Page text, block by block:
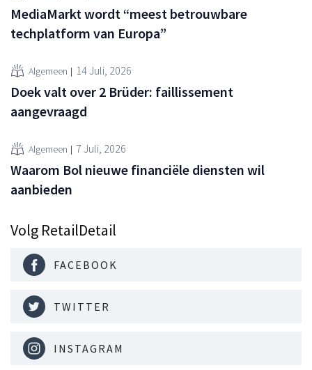
MediaMarkt wordt “meest betrouwbare
techplatform van Europa”
Algemeen 14 Juli, 2026
Doek valt over 2 Brüder: faillissement
aangevraagd
Algemeen 7 Juli, 2026
Waarom Bol nieuwe financiële diensten wil
aanbieden
Volg RetailDetail
FACEBOOK
TWITTER
INSTAGRAM